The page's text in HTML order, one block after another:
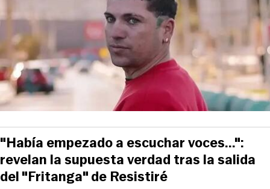
"Había empezado a escuchar voces...":
revelan la supuesta verdad tras la salida
del "Fritanga" de Resistiré